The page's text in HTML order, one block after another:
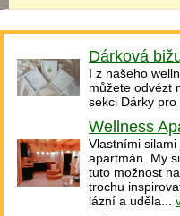
Dárková
I z našeho
můžete odvézt
sekci Dárky
Wellness
Vlastními
apartmán. My
tuto možnost
trochu
lázní a uděla...